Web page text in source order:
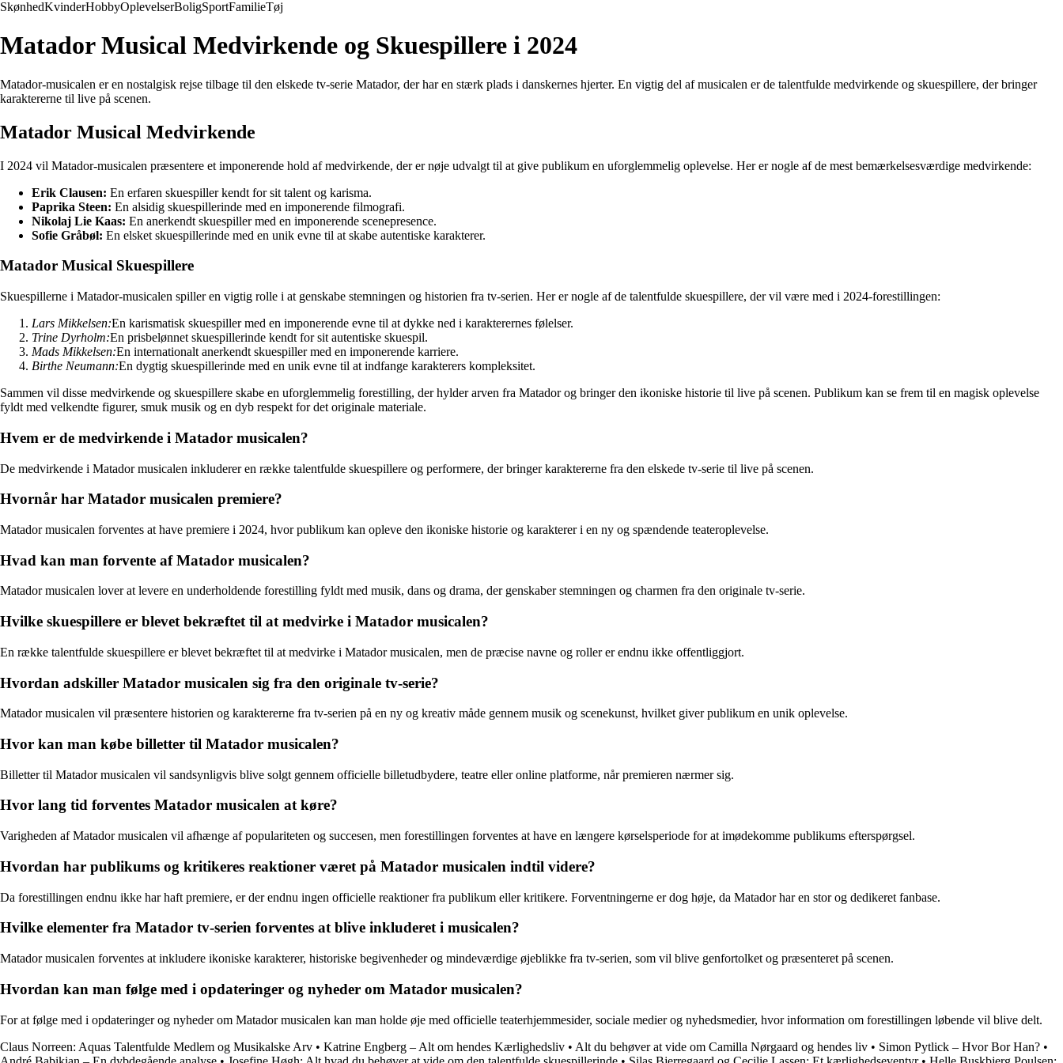
SkønhedKvinderHobbyOplevelserBoligSportFamilieTøj
Matador Musical Medvirkende og Skuespillere i 2024
Matador-musicalen er en nostalgisk rejse tilbage til den elskede tv-serie Matador, der har en stærk plads i danskernes hjerter. En vigtig del af musicalen er de talentfulde medvirkende og skuespillere, der bringer
karaktererne til live på scenen.
Matador Musical Medvirkende
I 2024 vil Matador-musicalen præsentere et imponerende hold af medvirkende, der er nøje udvalgt til at give publikum en uforglemmelig oplevelse. Her er nogle af de mest bemærkelsesværdige medvirkende:
Erik Clausen: En erfaren skuespiller kendt for sit talent og karisma.
Paprika Steen: En alsidig skuespillerinde med en imponerende filmografi.
Nikolaj Lie Kaas: En anerkendt skuespiller med en imponerende scenepresence.
Sofie Gråbøl: En elsket skuespillerinde med en unik evne til at skabe autentiske karakterer.
Matador Musical Skuespillere
Skuespillerne i Matador-musicalen spiller en vigtig rolle i at genskabe stemningen og historien fra tv-serien. Her er nogle af de talentfulde skuespillere, der vil være med i 2024-forestillingen:
Lars Mikkelsen:En karismatisk skuespiller med en imponerende evne til at dykke ned i karakterernes følelser.
Trine Dyrholm:En prisbelønnet skuespillerinde kendt for sit autentiske skuespil.
Mads Mikkelsen:En internationalt anerkendt skuespiller med en imponerende karriere.
Birthe Neumann:En dygtig skuespillerinde med en unik evne til at indfange karakterers kompleksitet.
Sammen vil disse medvirkende og skuespillere skabe en uforglemmelig forestilling, der hylder arven fra Matador og bringer den ikoniske historie til live på scenen. Publikum kan se frem til en magisk oplevelse
fyldt med velkendte figurer, smuk musik og en dyb respekt for det originale materiale.
Hvem er de medvirkende i Matador musicalen?
De medvirkende i Matador musicalen inkluderer en række talentfulde skuespillere og performere, der bringer karaktererne fra den elskede tv-serie til live på scenen.
Hvornår har Matador musicalen premiere?
Matador musicalen forventes at have premiere i 2024, hvor publikum kan opleve den ikoniske historie og karakterer i en ny og spændende teateroplevelse.
Hvad kan man forvente af Matador musicalen?
Matador musicalen lover at levere en underholdende forestilling fyldt med musik, dans og drama, der genskaber stemningen og charmen fra den originale tv-serie.
Hvilke skuespillere er blevet bekræftet til at medvirke i Matador musicalen?
En række talentfulde skuespillere er blevet bekræftet til at medvirke i Matador musicalen, men de præcise navne og roller er endnu ikke offentliggjort.
Hvordan adskiller Matador musicalen sig fra den originale tv-serie?
Matador musicalen vil præsentere historien og karaktererne fra tv-serien på en ny og kreativ måde gennem musik og scenekunst, hvilket giver publikum en unik oplevelse.
Hvor kan man købe billetter til Matador musicalen?
Billetter til Matador musicalen vil sandsynligvis blive solgt gennem officielle billetudbydere, teatre eller online platforme, når premieren nærmer sig.
Hvor lang tid forventes Matador musicalen at køre?
Varigheden af Matador musicalen vil afhænge af populariteten og succesen, men forestillingen forventes at have en længere kørselsperiode for at imødekomme publikums efterspørgsel.
Hvordan har publikums og kritikeres reaktioner været på Matador musicalen indtil videre?
Da forestillingen endnu ikke har haft premiere, er der endnu ingen officielle reaktioner fra publikum eller kritikere. Forventningerne er dog høje, da Matador har en stor og dedikeret fanbase.
Hvilke elementer fra Matador tv-serien forventes at blive inkluderet i musicalen?
Matador musicalen forventes at inkludere ikoniske karakterer, historiske begivenheder og mindeværdige øjeblikke fra tv-serien, som vil blive genfortolket og præsenteret på scenen.
Hvordan kan man følge med i opdateringer og nyheder om Matador musicalen?
For at følge med i opdateringer og nyheder om Matador musicalen kan man holde øje med officielle teaterhjemmesider, sociale medier og nyhedsmedier, hvor information om forestillingen løbende vil blive delt.
Claus Norreen: Aquas Talentfulde Medlem og Musikalske Arv • Katrine Engberg – Alt om hendes Kærlighedsliv • Alt du behøver at vide om Camilla Nørgaard og hendes liv • Simon Pytlick – Hvor Bor Han? •